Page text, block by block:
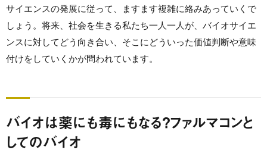
サイエンスの発展に従って、ますます複雑に絡みあっていくで
しょう。将来、社会を生きる私たち一人一人が、バイオサイエ
ンスに対してどう向き合い、そこにどういった価値判断や意味
付けをしていくかが問われています。
バイオは薬にも毒にもなる？ファルマコンと
してのバイオ